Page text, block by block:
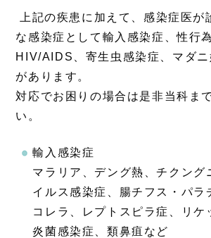
上記の疾患に加えて、感染症医が
な感染症として輸入感染症、性行
HIV/AIDS、寄生虫感染症、マダ
があります。
対応でお困りの場合は是非当科ま
い。
輸入感染症
マラリア、デング熱、チクング
イルス感染症、腸チフス・パラ
コレラ、レプトスピラ症、リケ
炎菌感染症、類鼻疽など